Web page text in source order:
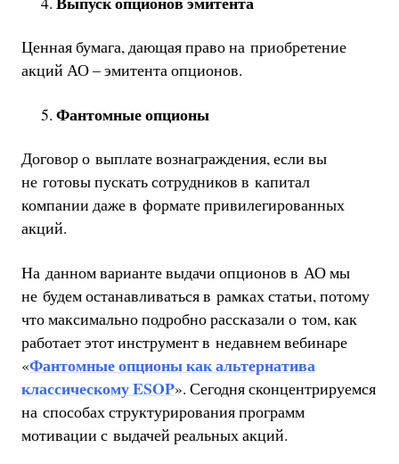
Ценная бумага, дающая право на приобретение
акций АО – эмитента опционов.
Фантомные опционы
Договор о выплате вознаграждения, если вы
не готовы пускать сотрудников в капитал
компании даже в формате привилегированных
акций.
На данном варианте выдачи опционов в АО мы
не будем останавливаться в рамках статьи, потому
что максимально подробно рассказали о том, как
работает этот инструмент в недавнем вебинаре
«Фантомные опционы как альтернатива
классическому ESOP». Сегодня сконцентрируемся
на способах структурирования программ
мотивации с выдачей реальных акций.